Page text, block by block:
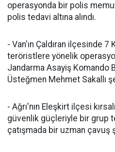
operasyonda bir polis
polis tedavi altına alındı.
- Van'ın Çaldıran ilçesinde 7
teröristlere yönelik
Jandarma Asayiş Komando
Üsteğmen Mehmet Sakallı
- Ağrı'nın Eleşkirt ilçesi
güvenlik güçleriyle bir grup
çatışmada bir uzman çavuş